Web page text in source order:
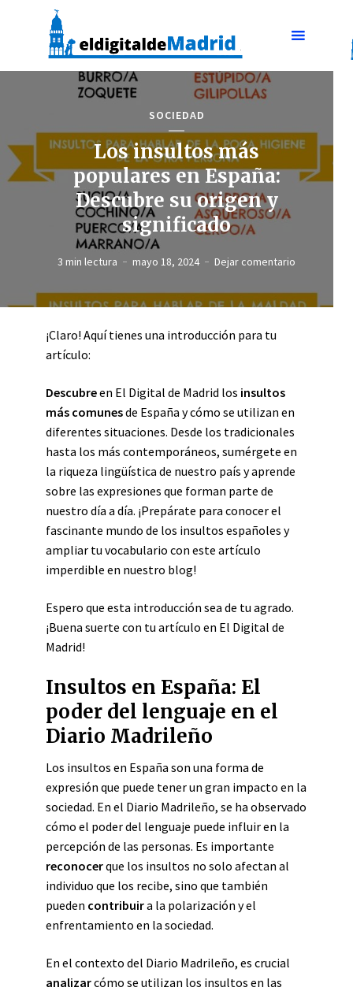
SOCIEDAD
Los insultos más
populares en España:
Descubre su origen y
significado
3 min lectura mayo 18, 2024 Dejar comentario
¡Claro! Aquí tienes una introducción para tu
artículo:
Descubreen El Digital de Madrid los insultos
más comunesde España y cómo se utilizan en
diferentes situaciones. Desde los tradicionales
hasta los más contemporáneos, sumérgete en
la riqueza lingüística de nuestro país y aprende
sobre las expresiones que forman parte de
nuestro día a día. ¡Prepárate para conocer el
fascinante mundo de los insultos españoles y
ampliar tu vocabulario con este artículo
imperdible en nuestro blog!
Espero que esta introducción sea de tu agrado.
¡Buena suerte con tu artículo en El Digital de
Madrid!
Insultos en España: El
poder del lenguaje en el
Diario Madrileño
Los insultos en España son una forma de
expresión que puede tener un gran impacto en la
sociedad. En el Diario Madrileño, se ha observado
cómo el poder del lenguaje puede influir en la
percepción de las personas. Es importante
reconocerque los insultos no solo afectan al
individuo que los recibe, sino que también
pueden contribuira la polarización y el
enfrentamiento en la sociedad.
En el contexto del Diario Madrileño, es crucial
analizarcómo se utilizan los insultos en las